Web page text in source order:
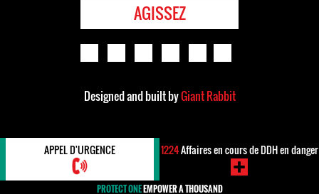
AGISSEZ
Designed and built byGiant Rabbit
APPEL D'URGENCE 1224Affaires en cours de DDH en danger
PROTECT ONEEMPOWER A THOUSAND